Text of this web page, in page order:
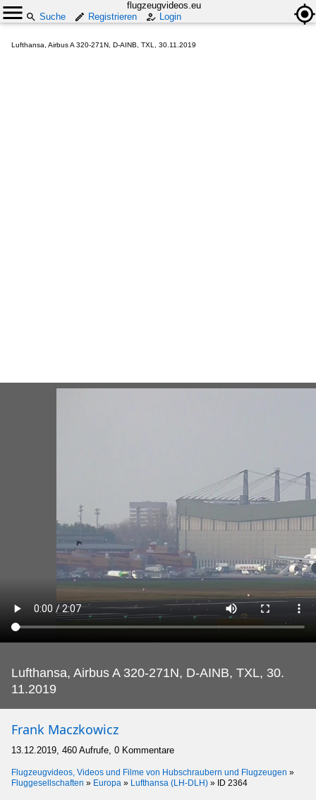
flugzeugvideos.eu
Suche
Registrieren Login
Lufthansa, Airbus A 320-271N, D-AINB, TXL, 30.11.2019
Lufthansa, Airbus A 320-271N, D-AINB, TXL, 30.
11.2019
Frank Maczkowicz
13.12.2019, 460 Aufrufe, 0 Kommentare
Flugzeugvideos, Videos und Filme von Hubschraubern und Flugzeugen »
Fluggesellschaften » Europa » Lufthansa (LH-DLH) » ID 2364